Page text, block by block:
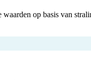
op basis van